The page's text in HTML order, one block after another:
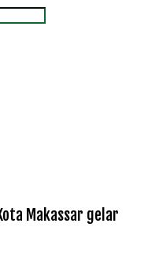
Makassar gelar